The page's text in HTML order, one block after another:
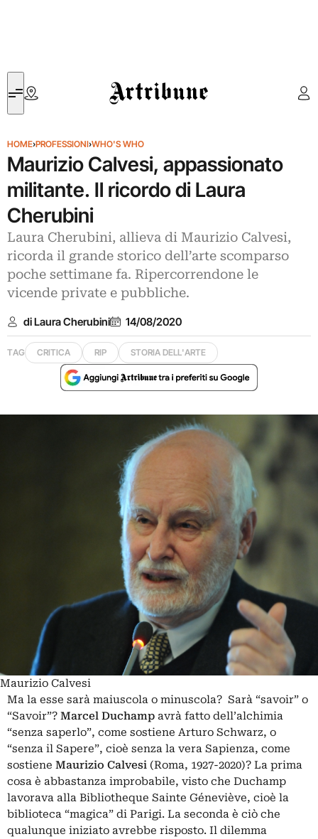
Artribune
HOME›PROFESSIONI›WHO'S WHO
Maurizio Calvesi, appassionato
militante. Il ricordo di Laura
Cherubini
Laura Cherubini, allieva di Maurizio Calvesi,
ricorda il grande storico dell’arte scomparso
poche settimane fa. Ripercorrendone le
vicende private e pubbliche.
di Laura Cherubini 14/08/2020
TAG CRITICA RIP STORIA DELL'ARTE
Maurizio Calvesi
Ma la esse sarà maiuscola o minuscola? Sarà “savoir” o
“Savoir”? Marcel Duchamp avrà fatto dell’alchimia
“senza saperlo”, come sostiene Arturo Schwarz, o
“senza il Sapere”, cioè senza la vera Sapienza, come
sostiene Maurizio Calvesi (Roma, 1927-2020)? La prima
cosa è abbastanza improbabile, visto che Duchamp
lavorava alla Bibliotheque Sainte Géneviève, cioè la
biblioteca “magica” di Parigi. La seconda è ciò che
qualunque iniziato avrebbe risposto. Il dilemma